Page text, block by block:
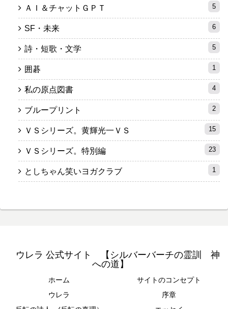
ＡＩ＆チャットＧＰＴ 5
SF・未来 6
詩・短歌・文学 5
囲碁 1
私の原点図書 4
ブループリント 2
ＶＳシリーズ。黄輝光一ＶＳ 15
ＶＳシリーズ。特別編 23
としちゃん笑いヨガクラブ 1
ウレラ 公式サイト 【シルバーバーチの霊訓 神
への道】
ホーム
サイトのコンセプト
ウレラ
序章